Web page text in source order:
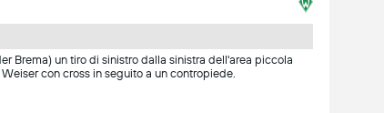
Brema) un tiro di sinistro dalla sinistra dell'area piccola
con cross in seguito a un contropiede.